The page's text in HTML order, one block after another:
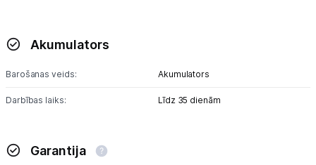
Akumulators
Barošanas veids: Akumulators
Darbības laiks: Līdz 35 dienām
Garantija